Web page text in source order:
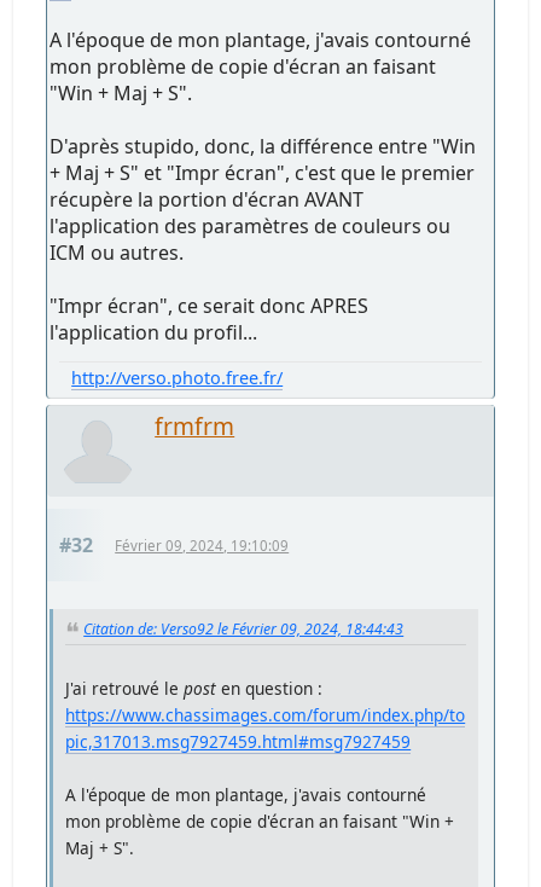
A l'époque de mon plantage, j'avais contourné
mon problème de copie d'écran an faisant
"Win + Maj + S".
D'après stupido, donc, la différence entre "Win
+ Maj + S" et "Impr écran", c'est que le premier
récupère la portion d'écran AVANT
l'application des paramètres de couleurs ou
ICM ou autres.
"Impr écran", ce serait donc APRES
l'application du profil...
http://verso.photo.free.fr/
frmfrm
#32 Février 09, 2024, 19:10:09
Citation de: Verso92 le Février 09, 2024, 18:44:43
J'ai retrouvé lepost en question :
https://www.chassimages.com/forum/index.php/to
pic,317013.msg7927459.html#msg7927459
A l'époque de mon plantage, j'avais contourné
mon problème de copie d'écran an faisant "Win +
Maj + S".